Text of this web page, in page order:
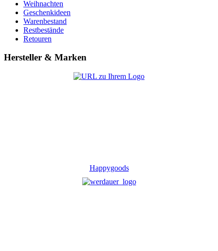
Weihnachten
Geschenkideen
Warenbestand
Restbestände
Retouren
Hersteller & Marken
Happygoods